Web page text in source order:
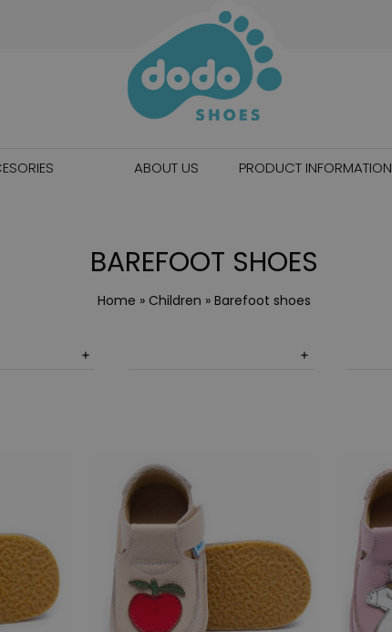
ABOUT US PRODUCT INFORMATION
BAREFOOT SHOES
Home » Children » Barefoot shoes